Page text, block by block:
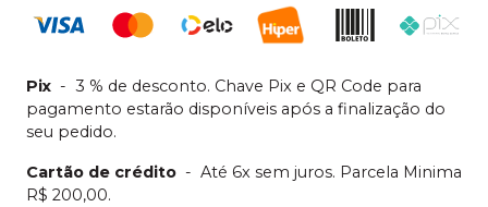
Pix - 3 % de desconto. Chave Pix e QR Code para
pagamento estarão disponíveis após a finalização do
seu pedido.
Cartão de crédito - Até 6x sem juros. Parcela Minima
R$ 200,00.